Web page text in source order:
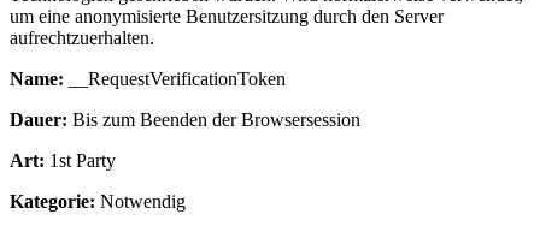
um eine anonymisierte Benutzersitzung durch den Server
aufrechtzuerhalten.
Name: __RequestVerificationToken
Dauer: Bis zum Beenden der Browsersession
Art: 1st Party
Kategorie: Notwendig